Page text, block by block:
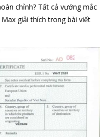
chỉnh? Tất cả vướng mắc
giải thích trong bài viết